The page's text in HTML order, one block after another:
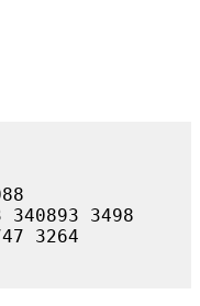
340893 3498
3264